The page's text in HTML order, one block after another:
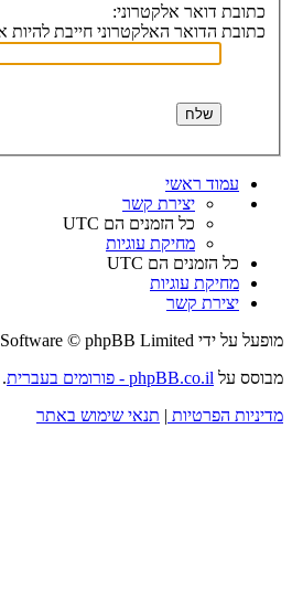
כתובת דואר אלקטרוני:
כתובת הדואר האלקטרוני חייבת
עמוד ראשי
יצירת קשר
כל הזמנים הם UTC
מחיקת עוגיות
כל הזמנים הם UTC
מחיקת עוגיות
יצירת קשר
מופעל על ידי © phpBB Limited
מבוסס על phpBB.co.il - פורומים בעברית
מדיניות הפרטיות | תנאי שימוש באתר